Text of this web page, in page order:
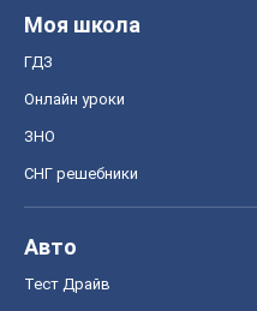
Моя школа
ГДЗ
Онлайн уроки
ЗНО
СНГ решебники
Авто
Тест Драйв